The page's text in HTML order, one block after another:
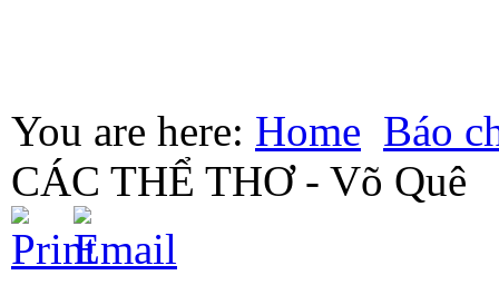
You are here: Home Báo
CÁC THỂ THƠ - Võ Quê